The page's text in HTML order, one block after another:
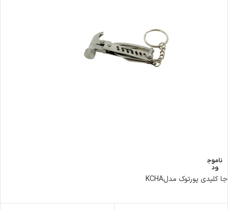
ناموج
ود
جا کلیدی پورتوک مدلKCHA